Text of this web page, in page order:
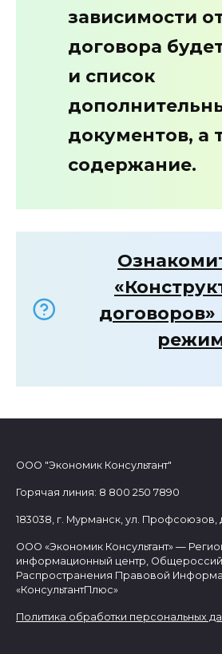
зависимости
договора
и список
документов, а
содержание.
ООО "Экономик Консультант"
Горячая линия: 8 800 250 7890
183038, г. Мурманск, ул. Профсоюзов,
ООО «Экономик Консультант» —
информационный центр,
Распространения Правовой
«КонсультантПлюс»
Политика обработки персональных